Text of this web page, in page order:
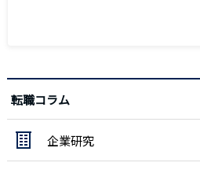
転職コラム
企業研究